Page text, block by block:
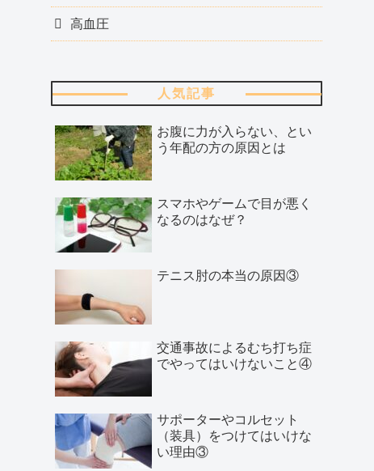
高血圧
人気記事
お腹に力が入らない、とい
う年配の方の原因とは
スマホやゲームで目が悪く
なるのはなぜ？
テニス肘の本当の原因③
交通事故によるむち打ち症
でやってはいけないこと④
サポーターやコルセット
（装具）をつけてはいけな
い理由③